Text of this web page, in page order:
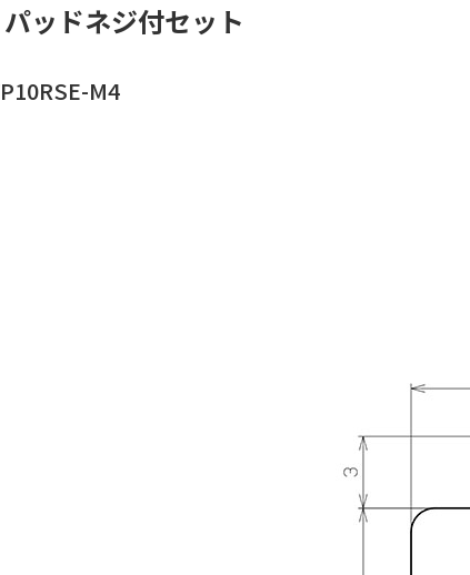
パッドネジ付セット
M4